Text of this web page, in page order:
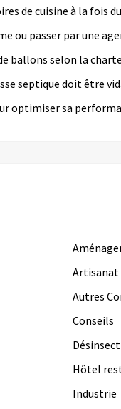
de cuisine à la fois
ou passer par une
ballons selon la
septique doit être
optimiser sa
Artisanat
Autres
Conseils
Hôtel
Industrie